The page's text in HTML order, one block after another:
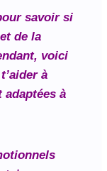
savoir si
de la
voici
à
à